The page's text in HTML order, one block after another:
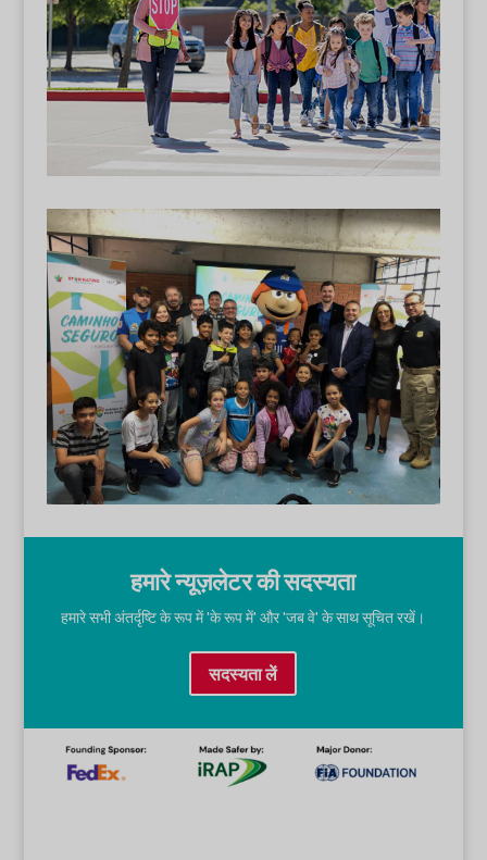
हमारे न्यूज़लेटर की सदस्यता
हमारे सभी अंतर्दृष्टि के रूप में 'के रूप में' और 'जब वे' के साथ सूचित रखें।
सदस्यता लें